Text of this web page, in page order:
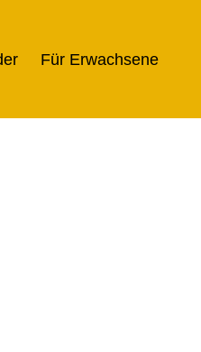
Für Erwachsene